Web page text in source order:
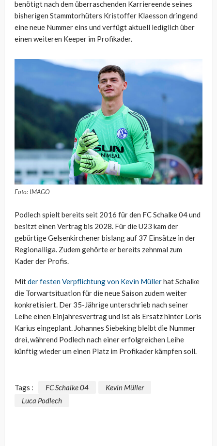
benötigt nach dem überraschenden Karriereende seines
bisherigen Stammtorhüters Kristoffer Klaesson dringend
eine neue Nummer eins und verfügt aktuell lediglich über
einen weiteren Keeper im Profikader.
Foto: IMAGO
Podlech spielt bereits seit 2016 für den FC Schalke 04 und
besitzt einen Vertrag bis 2028. Für die U23 kam der
gebürtige Gelsenkirchener bislang auf 37 Einsätze in der
Regionalliga. Zudem gehörte er bereits zehnmal zum
Kader der Profis.
Mitder festen Verpflichtung von Kevin Müllerhat Schalke
die Torwartsituation für die neue Saison zudem weiter
konkretisiert. Der 35-Jährige unterschrieb nach seiner
Leihe einen Einjahresvertrag und ist als Ersatz hinter Loris
Karius eingeplant. Johannes Siebeking bleibt die Nummer
drei, während Podlech nach einer erfolgreichen Leihe
künftig wieder um einen Platz im Profikader kämpfen soll.
Tags : FC Schalke 04
Kevin Müller
Luca Podlech